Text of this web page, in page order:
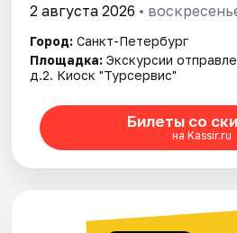
2 августа 2026 •
Город: Санкт-Петербург
Площадка: Экскурсии
д.2. Киоск "Турсервис"
Билеты со
на Kassir.ru